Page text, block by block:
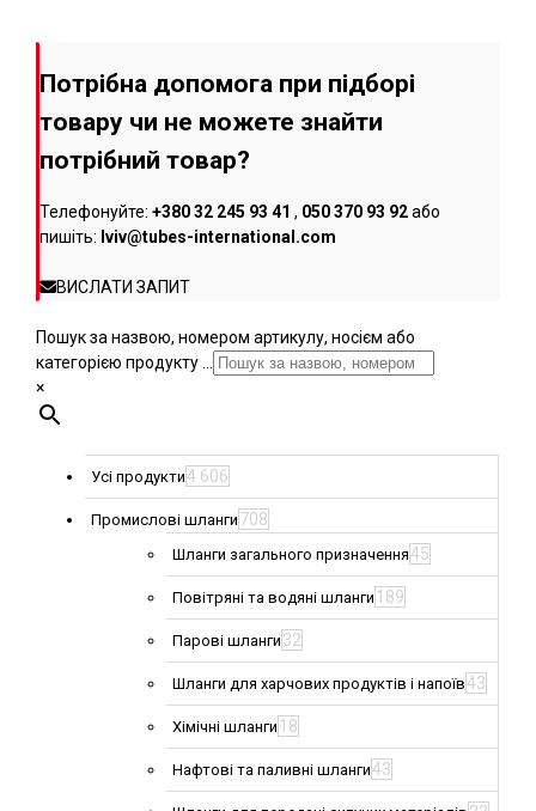
Потрібна допомога при підборі
товару чи не можете знайти
потрібний товар?
Телефонуйте: +380 32 245 93 41 , 050 370 93 92або
пишіть: lviv@tubes-international.com
ВИСЛАТИ ЗАПИТ
Пошук за назвою, номером артикулу, носієм або
категорією продукту ...
×
Усі продукти4 606
Промислові шланги 708
Шланги загального призначення45
Повітряні та водяні шланги 189
Парові шланги 32
Шланги для харчових продуктів і напоїв43
Хімічні шланги 18
Нафтові та паливні шланги43